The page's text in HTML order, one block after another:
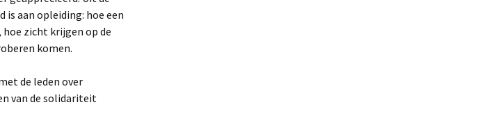
is aan opleiding: hoe een
zicht krijgen op de
komen.
de leden over
van de solidariteit